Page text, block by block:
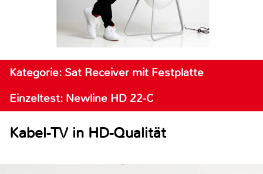
Kategorie: Sat Receiver mit Festplatte
Einzeltest: Newline HD 22-C
Kabel-TV in HD-Qualität